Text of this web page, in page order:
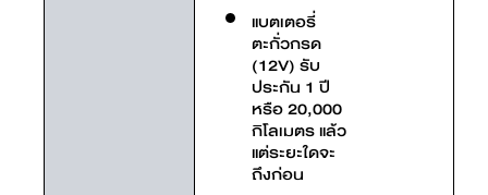
แบตเตอรี่
ตะกั่วกรด
(12V) รับ
ประกัน 1 ปี
หรือ 20,000
กิโลเมตร แล้ว
แต่ระยะใดจะ
ถึงก่อน